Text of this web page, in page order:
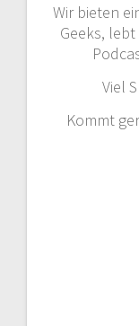
Wir bieten
Geeks,
Viel
Kommt